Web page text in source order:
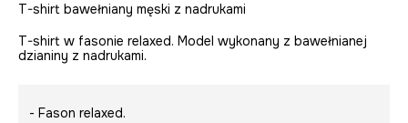
T-shirt bawełniany męski z nadrukami
T-shirt w fasonie relaxed. Model wykonany z bawełnianej
dzianiny z nadrukami.
- Fason relaxed.